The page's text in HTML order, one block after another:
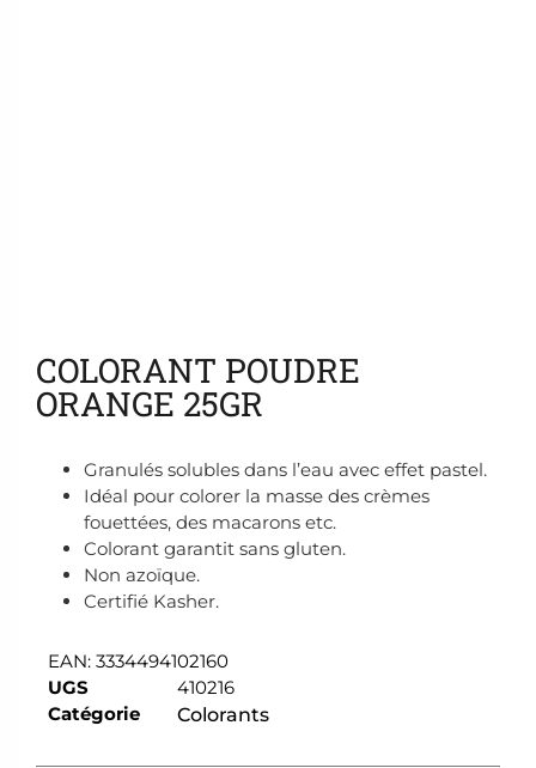
COLORANT POUDRE
ORANGE 25GR
Granulés solubles dans l’eau avec effet pastel.
Idéal pour colorer la masse des crèmes
fouettées, des macarons etc.
Colorant garantit sans gluten.
Non azoïque.
Certifié Kasher.
EAN: 3334494102160
UGS
410216
Catégorie
Colorants